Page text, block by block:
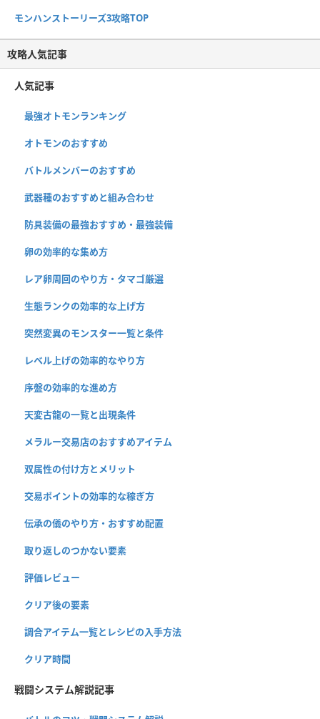
モンハンストーリーズ3攻略TOP
攻略人気記事
人気記事
最強オトモンランキング
オトモンのおすすめ
バトルメンバーのおすすめ
武器種のおすすめと組み合わせ
防具装備の最強おすすめ・最強装備
卵の効率的な集め方
レア卵周回のやり方・タマゴ厳選
生態ランクの効率的な上げ方
突然変異のモンスター一覧と条件
レベル上げの効率的なやり方
序盤の効率的な進め方
天変古龍の一覧と出現条件
メラルー交易店のおすすめアイテム
双属性の付け方とメリット
交易ポイントの効率的な稼ぎ方
伝承の儀のやり方・おすすめ配置
取り返しのつかない要素
評価レビュー
クリア後の要素
調合アイテム一覧とレシピの入手方法
クリア時間
戦闘システム解説記事